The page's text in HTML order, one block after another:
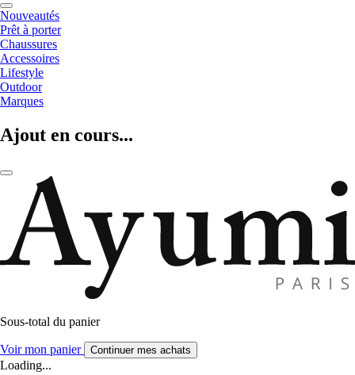
Nouveautés
Prêt à porter
Chaussures
Accessoires
Lifestyle
Outdoor
Marques
Ajout en cours...
Sous-total du panier
Voir mon panier Continuer mes achats
Loading...